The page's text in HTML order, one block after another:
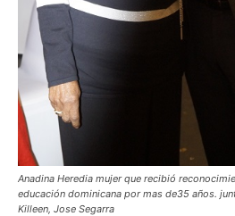
Anadina Heredia mujer que recibió
educación dominicana por mas de35 años.
Killeen, Jose Segarra